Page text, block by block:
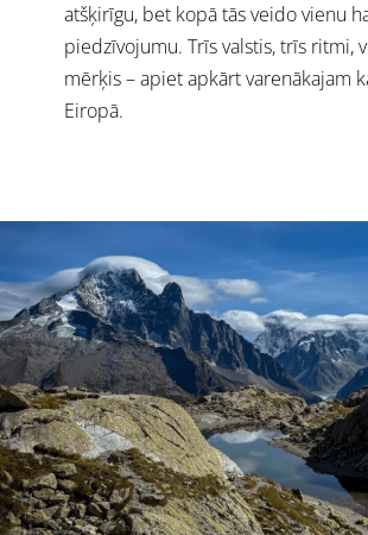
atšķirīgu, bet kopā tās veido vienu
piedzīvojumu. Trīs valstis, trīs ritmi,
mērķis – apiet apkārt varenākajam
Eiropā.